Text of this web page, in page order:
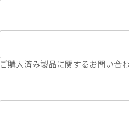
ご購入済み製品に関するお問い合